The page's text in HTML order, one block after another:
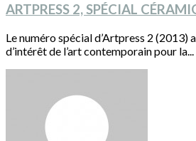
ARTPRESS 2, SPÉCIAL
Le numéro spécial d’Artpress 2 (2013)
d’intérêt de l’art contemporain pour la...